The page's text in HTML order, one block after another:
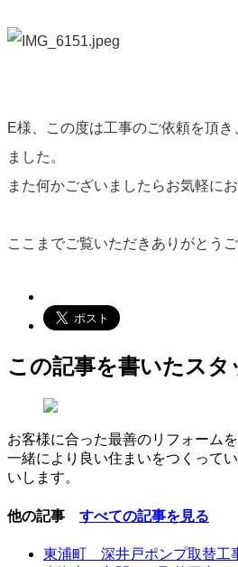
E様、この度は工事のご依頼を頂
ました。
また何かございましたらお気軽に
ここまでご覧いただきありがとうご
この記事を書いたスタ
お客様に合った最善のリフォーム
一緒により良い住まいをつくって
いします。
他の記事 すべての記事を見る
東浦町 深井戸ポンプ取替